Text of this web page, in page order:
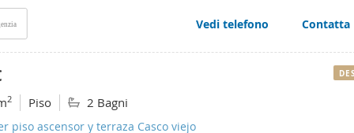
Vedi telefono Contatta
2 Piso 2 Bagni
piso ascensor y terraza Casco viejo